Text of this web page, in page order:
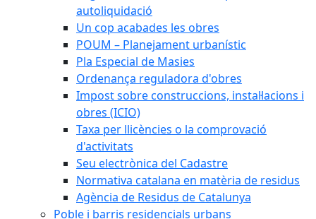
autoliquidació
Un cop acabades les obres
POUM – Planejament urbanístic
Pla Especial de Masies
Ordenança reguladora d'obres
Impost sobre construccions, instal·lacions i
obres (ICIO)
Taxa per llicències o la comprovació
d'activitats
Seu electrònica del Cadastre
Normativa catalana en matèria de residus
Agència de Residus de Catalunya
Poble i barris residencials urbans